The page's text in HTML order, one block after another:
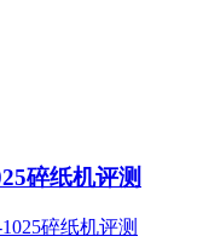
碎纸机评测